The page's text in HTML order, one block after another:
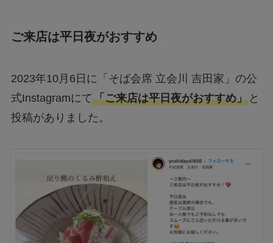
ご来店は平日夜がおすすめ
2023年10月6日に「そば会席 立会川 吉田家」の公
式Instagramにて「ご来店は平日夜がおすすめ」と
投稿がありました。